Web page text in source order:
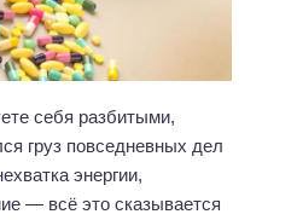
себя разбитыми,
груз повседневных дел
энергии,
— всё это сказывается